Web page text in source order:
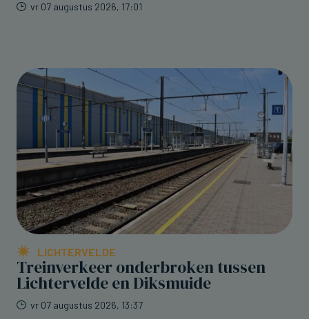
vr 07 augustus 2026, 17:01
LICHTERVELDE
Treinverkeer onderbroken tussen
Lichtervelde en Diksmuide
vr 07 augustus 2026, 13:37